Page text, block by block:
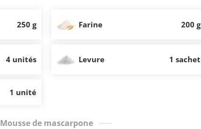
250 g Farine 200 g
4 unités Levure 1 sachet
1 unité
Mousse de mascarpone